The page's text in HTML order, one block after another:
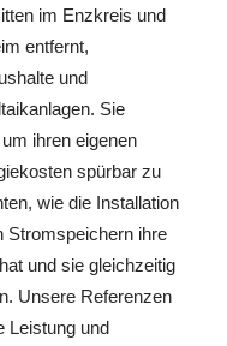
im Enzkreis und
entfernt,
und
Sie
ihren eigenen
spürbar zu
wie die Installation
Stromspeichern ihre
und sie gleichzeitig
Unsere Referenzen
Leistung und